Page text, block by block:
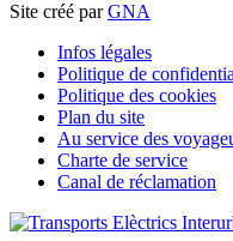
Site créé parGNA
Infos légales
Politique de
Politique des cookies
Plan du site
Au service des
Charte de service
Canal de réclamation